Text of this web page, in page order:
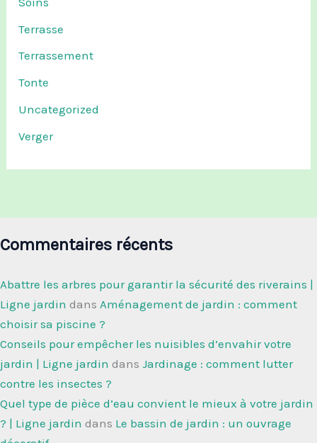
Terrasse
Terrassement
Tonte
Uncategorized
Verger
Commentaires récents
Abattre les arbres pour garantir la sécurité des riverains |
Ligne jardin dans Aménagement de jardin : comment
choisir sa piscine ?
Conseils pour empêcher les nuisibles d’envahir votre
jardin | Ligne jardin dans Jardinage : comment lutter
contre les insectes ?
Quel type de pièce d’eau convient le mieux à votre jardin
? | Ligne jardin dans Le bassin de jardin : un ouvrage